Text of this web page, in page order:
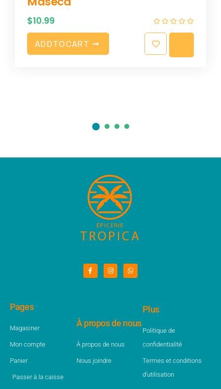
T
Pages
Magasiner
Mon compte
Panier
Passer à la caisse
À propos de nous
À propos de nous
Nous joindre
Plus
Politique de
confidentialité
Termes et conditions
d'utilisation